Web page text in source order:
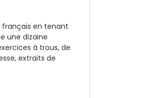
français en tenant
une dizaine
à trous, de
extraits de